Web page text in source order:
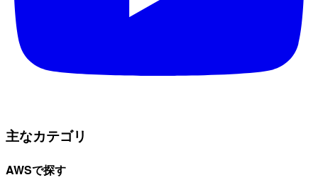
主なカテゴリ
AWSで探す